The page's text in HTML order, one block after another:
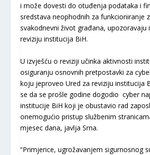
i može dovesti do otuđenja podataka i
sredstava neophodnih za funkcioniranje
svakodnevni život građana, upozoravaju
reviziju institucija BiH.
U izvješću o reviziji učinka aktivnosti
osiguranju osnovnih pretpostavki za
koju jeproveo Ured za reviziju institucija
se da se prošle godine dogodio cyber
institucije BiH koji je obustavio rad
onemogućio pristup službenim
mjesec dana, javlja Srna.
“Primjerice, ugrožavanjem sigurnosnog